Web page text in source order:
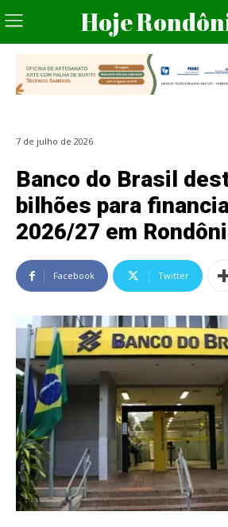
Hoje
7 de julho de 2026
Banco do Brasil
bilhões para
2026/27 em
Facebook Twitter